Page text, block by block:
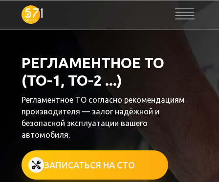
РЕГЛАМЕНТНОЕ ТО
(ТО-1, ТО-2 ...)
Регламентное ТО согласно рекомендациям
производителя — залог надёжной и
безопасной эксплуатации вашего
автомобиля.
ЗАПИСАТЬСЯ НА СТО